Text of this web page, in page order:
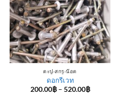
ตะปู-สกรู-น๊อต
ดอกรีเวท
200.00฿ – 520.00฿Price